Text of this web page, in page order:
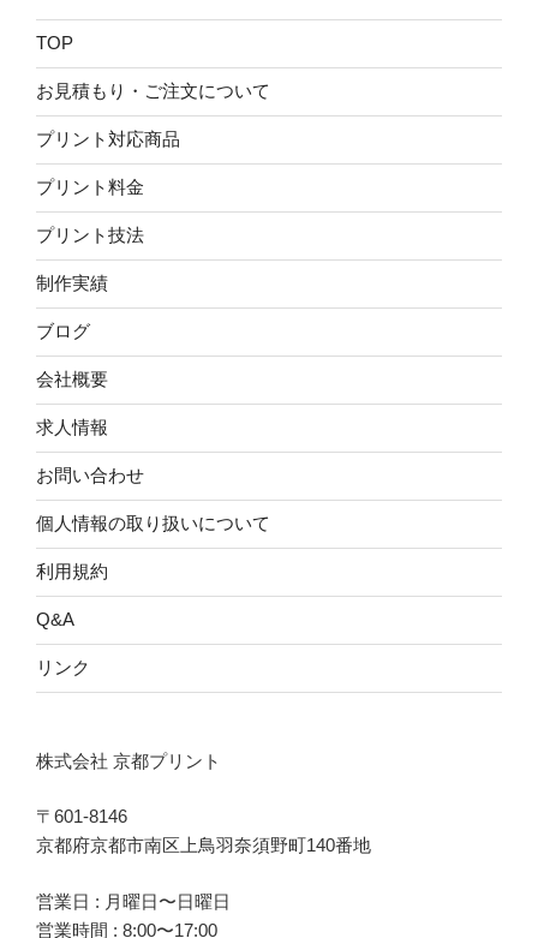
TOP
お見積もり・ご注文について
プリント対応商品
プリント料金
プリント技法
制作実績
ブログ
会社概要
求人情報
お問い合わせ
個人情報の取り扱いについて
利用規約
Q&A
リンク
株式会社 京都プリント
〒601-8146
京都府京都市南区上鳥羽奈須野町140番地
営業日 : 月曜日〜日曜日
営業時間 : 8:00〜17:00